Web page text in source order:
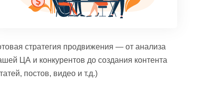
стратегия продвижения — от анализа
ЦА и конкурентов до создания контента
постов, видео и т.д.)